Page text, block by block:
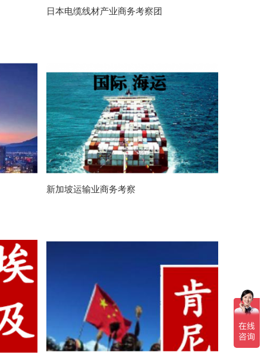
日本电缆线材产业商务考察团
新加坡运输业商务考察